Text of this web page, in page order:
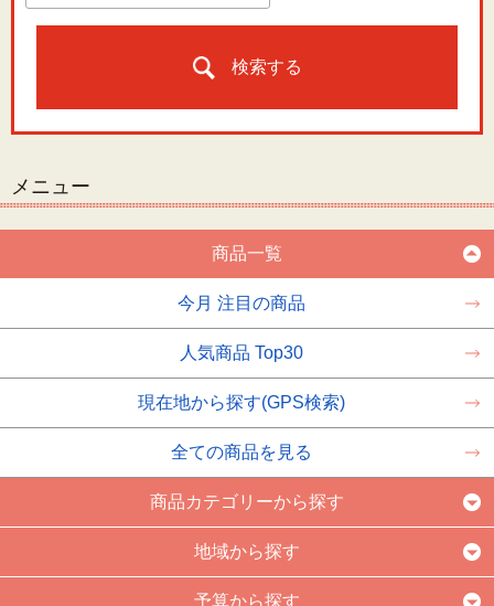
検索する
メニュー
商品一覧
今月 注目の商品
人気商品 Top30
現在地から探す(GPS検索)
全ての商品を見る
商品カテゴリーから探す
地域から探す
予算から探す